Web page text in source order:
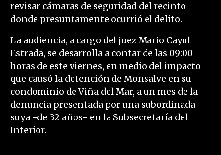
revisar cámaras de seguridad del recinto
donde presuntamente ocurrió el delito.
La audiencia, a cargo del juez Mario Cayul
Estrada, se desarrolla a contar de las 09:00
horas de este viernes, en medio del impacto
que causó la detención de Monsalve en su
condominio de Viña del Mar, a un mes de la
denuncia presentada por una subordinada
suya -de 32 años- en la Subsecretaría del
Interior.